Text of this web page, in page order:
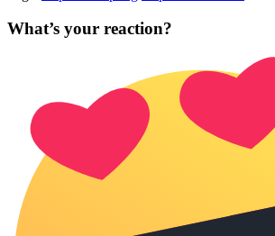
What’s your reaction?